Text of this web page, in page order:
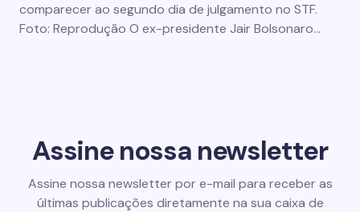
comparecer ao segundo dia de julgamento no STF.
Foto: Reprodução O ex-presidente Jair Bolsonaro…
Assine nossa newsletter
Assine nossa newsletter por e-mail para receber as
últimas publicações diretamente na sua caixa de